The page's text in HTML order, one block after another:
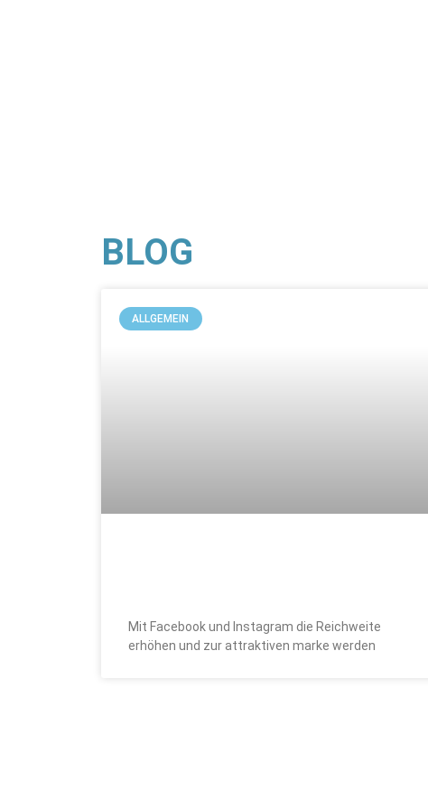
BLOG
ALLGEMEIN
Mit Facebook und Instagram die Reichweite
erhöhen und zur attraktiven marke werden